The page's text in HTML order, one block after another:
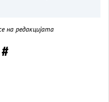
на редакцијата